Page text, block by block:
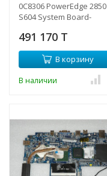
0C8306 PowerEdge 2850
S604 System Board-
491 170 T
В корзину
В наличии